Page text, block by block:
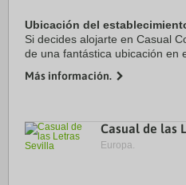
Ubicación del
Si decides alojarte en Casual
de una fantástica ubicación en
Además, este hotel se ...
Más información.
Casual de las
Europa.